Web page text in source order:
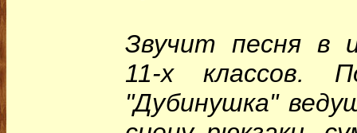
Звучит песня в
11-х классов.
"Дубинушка"